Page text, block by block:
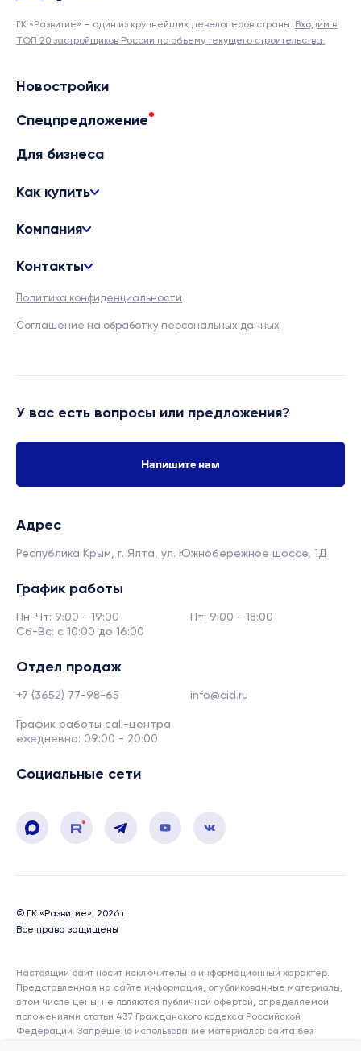
ГК «Развитие» – один из крупнейших девелоперов страны. Входим в
ТОП 20 застройщиков России по объему текущего строительства.
Новостройки
Спецпредложение
Для бизнеса
Как купить
Компания
Контакты
Политика конфиденциальности
Соглашение на обработку персональных данных
У вас есть вопросы или предложения?
Напишите нам
Адрес
Республика Крым, г. Ялта, ул. Южнобережное шоссе, 1Д
График работы
Пн-Чт: 9:00 - 19:00
Пт: 9:00 - 18:00
Сб-Вс: с 10:00 до 16:00
Отдел продаж
+7 (3652) 77-98-65 info@cid.ru
График работы call-центра
ежедневно: 09:00 - 20:00
Социальные сети
© ГК «Развитие», 2026 г
Все права защищены
Настоящий сайт носит исключительно информационный характер.
Представленная на сайте информация, опубликованные материалы,
в том числе цены, не являются публичной офертой, определяемой
положениями статьи 437 Гражданского кодекса Российской
Федерации. Запрещено использование материалов сайта без